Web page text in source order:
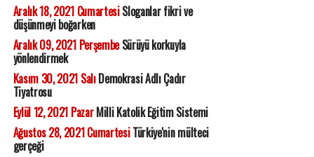
Aralık 18, 2021 CumartesiSloganlar fikri ve
düşünmeyi boğarken
Aralık 09, 2021 PerşembeSürüyü korkuyla
yönlendirmek
Kasım 30, 2021 SalıDemokrasi Adlı Çadır
Tiyatrosu
Eylül 12, 2021 PazarMilli Katolik Eğitim Sistemi
Ağustos 28, 2021 CumartesiTürkiye'nin mülteci
gerçeği